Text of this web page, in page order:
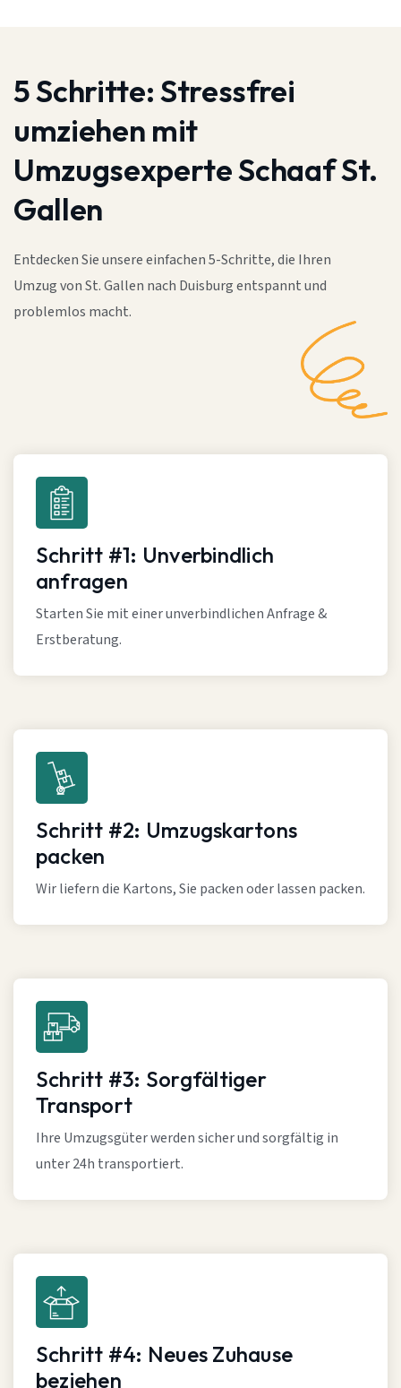
5 Schritte:Stressfrei
umziehen mit
Umzugsexperte Schaaf St.
Gallen
Entdecken Sie unsere einfachen 5-Schritte, die Ihren
Umzug von St. Gallen nach Duisburg entspannt und
problemlos macht.
Schritt #1: Unverbindlich
anfragen
Starten Sie mit einer unverbindlichen Anfrage &
Erstberatung.
Schritt #2: Umzugskartons
packen
Wir liefern die Kartons, Sie packen oder lassen packen.
Schritt #3: Sorgfältiger
Transport
Ihre Umzugsgüter werden sicher und sorgfältig in
unter 24h transportiert.
Schritt #4: Neues Zuhause
beziehen